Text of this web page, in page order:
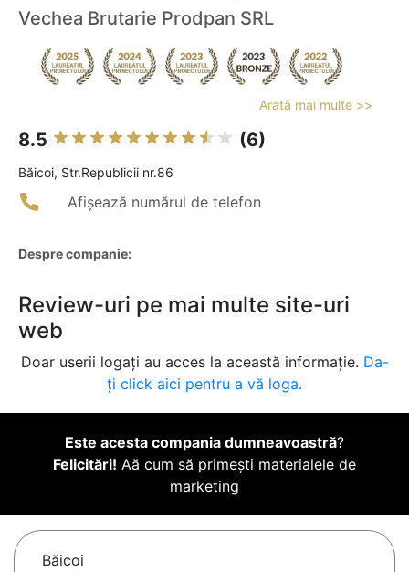
Vechea Brutarie Prodpan SRL
Arată mai multe >>
8.5 (6)
Băicoi, Str.Republicii nr.86
Afișează numărul de telefon
Despre companie:
Review-uri pe mai multe site-uri
web
Doar userii logați au acces la această informație. Da-
ți click aici pentru a vă loga.
Este acesta compania dumneavoastră?
Felicitări! Aă cum să primești materialele de
marketing
Băicoi